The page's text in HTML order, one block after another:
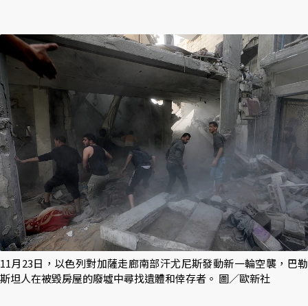
11月23日，以色列對加薩走廊南部汗尤尼斯發動新一輪空襲，巴勒
斯坦人在被毀房屋的廢墟中尋找遺體和倖存者。 圖／歐新社